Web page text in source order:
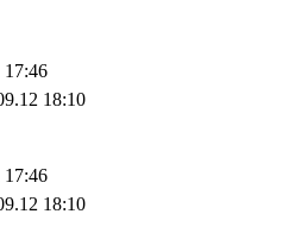
18:10
17:46
18:10